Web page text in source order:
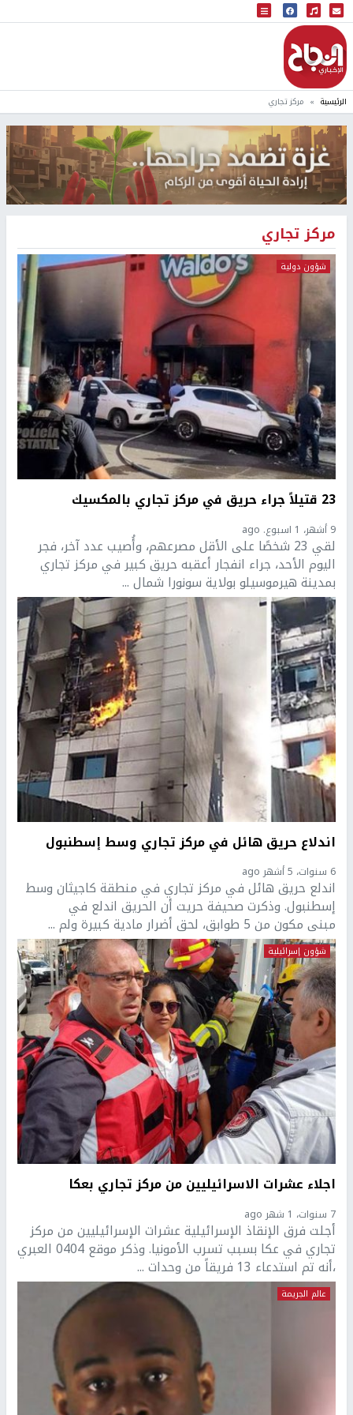
البث المباشر
إذاعة النجاح
الرئيسية مركز تجاري
مركز تجاري
شؤون دولية
23 قتيلاً جراء حريق في مركز تجاري بالمكسيك
9 أشهر، 1 اسبوع. ago
لقي 23 شخصًا على الأقل مصرعهم، وأُصيب عدد آخر، فجر
اليوم الأحد، جراء انفجار أعقبه حريق كبير في مركز تجاري
بمدينة هيرموسيلو بولاية سونورا شمال ...
اندلاع حريق هائل في مركز تجاري وسط إسطنبول
6 سنوات، 5 أشهر ago
اندلع حريق هائل في مركز تجاري في منطقة كاجيثان وسط
إسطنبول. وذكرت صحيفة حريت أن الحريق اندلع في
مبنى مكون من 5 طوابق، لحق أضرار مادية كبيرة ولم ...
شؤون إسرائيلية
اجلاء عشرات الاسرائيليين من مركز تجاري بعكا
7 سنوات، 1 شهر ago
أجلت فرق الإنقاذ الإسرائيلية عشرات الإسرائيليين من مركز
تجاري في عكا بسبب تسرب الأمونيا. وذكر موقع 0404 العبري
،أنه تم استدعاء 13 فريقاً من وحدات ...
عالم الجريمة